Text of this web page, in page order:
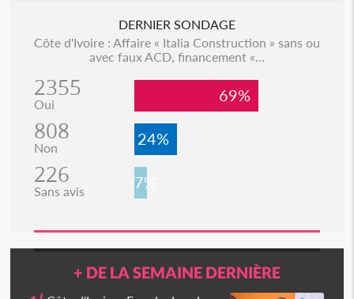
DERNIER SONDAGE
Côte d'Ivoire : Affaire « Italia Construction » sans ou
avec faux ACD, financement «...
2355
Oui 69%
808
Non 24%
226
Sans avis 7%
+ DE LA SEMAINE DERNIÈRE